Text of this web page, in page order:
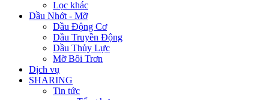
Lọc khác
Dầu Nhớt - Mỡ
Dầu Động Cơ
Dầu Truyền Động
Dầu Thủy Lực
Mỡ Bôi Trơn
Dịch vụ
SHARING
Tin tức